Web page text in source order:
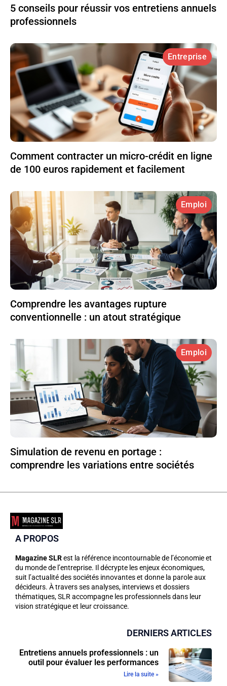
5 conseils pour réussir vos entretiens annuels
professionnels
Entreprise
Comment contracter un micro-crédit en ligne
de 100 euros rapidement et facilement
Emploi
Comprendre les avantages rupture
conventionnelle : un atout stratégique
Emploi
Simulation de revenu en portage :
comprendre les variations entre sociétés
A PROPOS
Magazine SLRest la référence incontournable de l’économie et
du monde de l’entreprise. Il décrypte les enjeux économiques,
suit l’actualité des sociétés innovantes et donne la parole aux
décideurs. À travers ses analyses, interviews et dossiers
thématiques, SLR accompagne les professionnels dans leur
vision stratégique et leur croissance.
DERNIERS ARTICLES
Entretiens annuels professionnels : un
outil pour évaluer les performances
Lire la suite »